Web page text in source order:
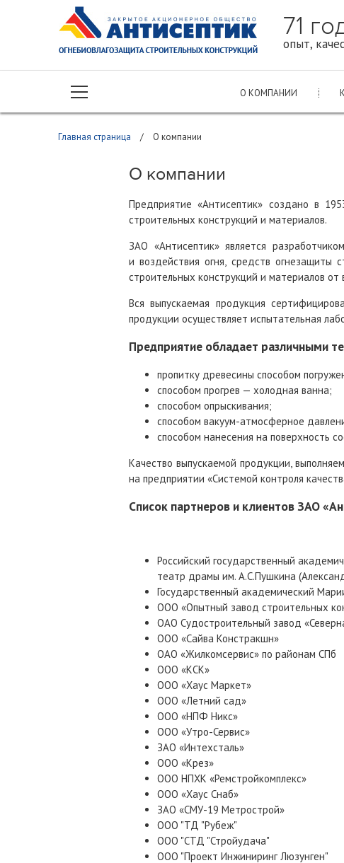
71
опыт,
О КОМПАНИИ
Главная страница / О компании
О компании
Предприятие «Антисептик» создано в
строительных конструкций и материалов.
ЗАО «Антисептик» является
и воздействия огня, средств огнезащиты
строительных конструкций и материалов от
Вся выпускаемая продукция
продукции осуществляет испытательная
Предприятие обладает различными
пропитку древесины способом
способом прогрев — холодная ванна;
способом опрыскивания;
способом вакуум-атмосферное
способом нанесения на поверхность
Качество выпускаемой продукции,
на предприятии «Системой контроля
Список партнеров и клиентов ЗАО
Российский государственный
театр драмы им. А.С.Пушкина
Государственный академический
ООО «Опытный завод строительных
ОАО Судостроительный завод
ООО «Сайва Констракшн»
ОАО «Жилкомсервис» по районам СПб
ООО «КСК»
ООО «Хаус Маркет»
ООО «Летний сад»
ООО «НПФ Никс»
ООО «Утро-Сервис»
ЗАО «Интехсталь»
ООО «Крез»
ООО НПХК «Ремстройкомплекс»
ООО «Хаус Снаб»
ЗАО «СМУ-19 Метрострой»
ООО "ТД "Рубеж"
ООО "СТД "Стройудача"
ООО "Проект Инжиниринг Люзунген"